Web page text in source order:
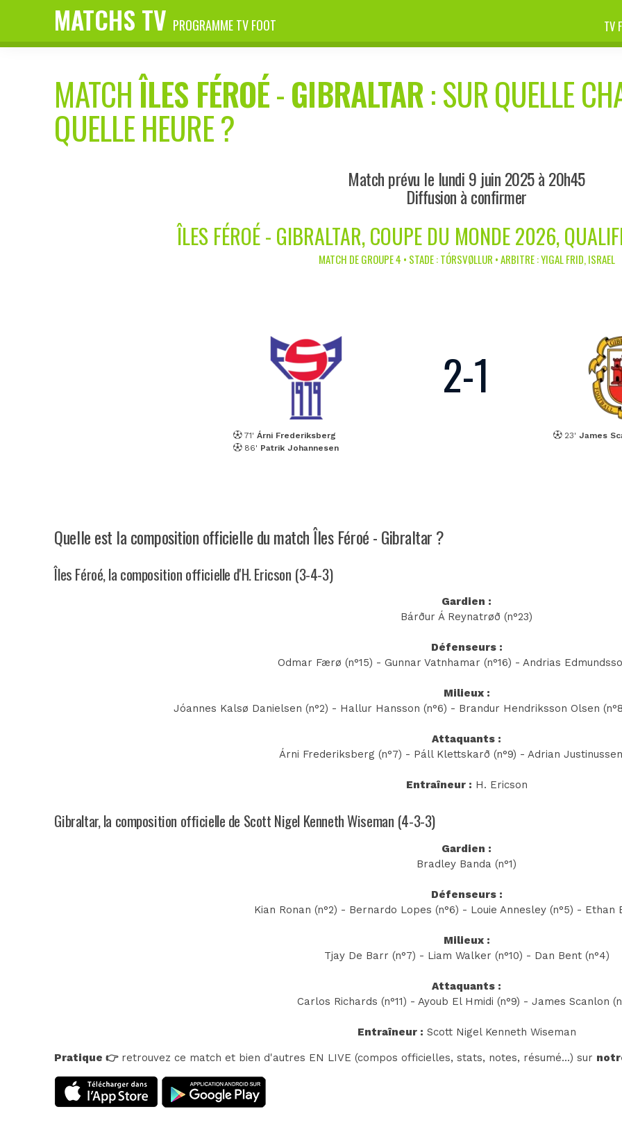
MATCHS TV PROGRAMME TV FOOT TV
MATCHÎLES FÉROÉ-GIBRALTAR: SUR QUELLE
QUELLE HEURE ?
Match prévu le lundi 9 juin 2025 à 20h45
Diffusion à confirmer
ÎLES FÉROÉ - GIBRALTAR, COUPE DU MONDE 2026,
MATCH DE GROUPE 4 • STADE : TÓRSVØLLUR • ARBITRE : YIGAL FRID, ISRAEL
71' Árni Frederiksberg
86' Patrik Johannesen
2-1
23'James
Quelle est la composition officielle du match Îles Féroé - Gibraltar ?
Îles Féroé, la composition officielle d'H. Ericson (3-4-3)
Gardien :
Bárður Á Reynatrøð (n°23)
Défenseurs :
Odmar Færø (n°15) - Gunnar Vatnhamar (n°16) - Andrias
Milieux :
Jóannes Kalsø Danielsen (n°2) - Hallur Hansson (n°6) - Brandur Hendriksson Olsen
Attaquants :
Árni Frederiksberg (n°7) - Páll Klettskarð (n°9) - Adrian Justinussen
Entraîneur : H. Ericson
Gibraltar, la composition officielle de Scott Nigel Kenneth Wiseman (4-3-3)
Gardien :
Bradley Banda (n°1)
Défenseurs :
Kian Ronan (n°2) - Bernardo Lopes (n°6) - Louie Annesley (n°5) - Ethan
Milieux :
Tjay De Barr (n°7) - Liam Walker (n°10) - Dan Bent (n°4)
Attaquants :
Carlos Richards (n°11) - Ayoub El Hmidi (n°9) - James Scanlon
Entraîneur : Scott Nigel Kenneth Wiseman
Pratique 👉retrouvez ce match et bien d'autres EN LIVE (compos officielles, stats, notes, résumé...) sur